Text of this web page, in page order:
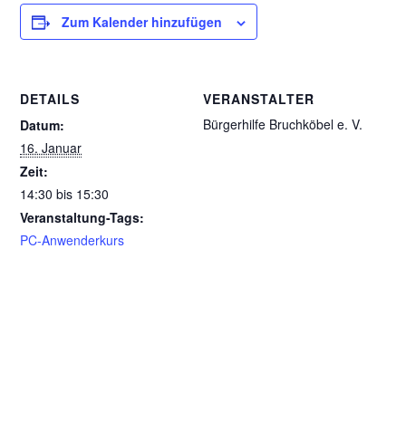
Zum Kalender hinzufügen
DETAILS
Datum:
16. Januar
Zeit:
14:30 bis 15:30
Veranstaltung-Tags:
PC-Anwenderkurs
VERANSTALTER
Bürgerhilfe Bruchköbel e. V.